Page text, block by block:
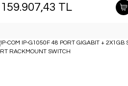
159.907,43 TL